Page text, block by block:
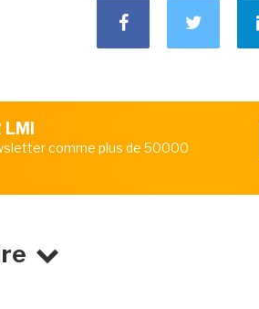
comme plus de 50000